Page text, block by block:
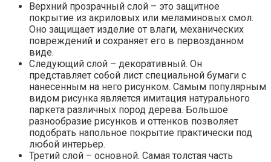
Верхний прозрачный слой – это защитное
покрытие из акриловых или меламиновых смол.
Оно защищает изделие от влаги, механических
повреждений и сохраняет его в первозданном
виде.
Следующий слой – декоративный. Он
представляет собой лист специальной бумаги с
нанесенным на него рисунком. Самым популярным
видом рисунка является имитация натурального
паркета различных пород дерева. Большое
разнообразие рисунков и оттенков позволяет
подобрать напольное покрытие практически под
любой интерьер.
Третий слой – основной. Самая толстая часть